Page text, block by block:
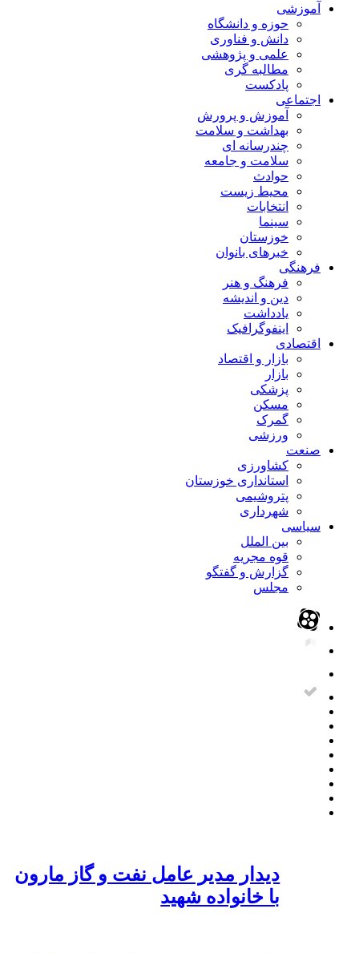
آموزشی
حوزه و دانشگاه
دانش و فناوری
علمی و پژوهشی
مطالبه گری
پادکست
اجتماعی
آموزش و پرورش
بهداشت و سلامت
چندرسانه ای
سلامت و جامعه
حوادث
محیط زیست
انتخابات
سینما
خوزستان
خبرهای بانوان
فرهنگی
فرهنگ و هنر
دین و اندیشه
یادداشت
اینفوگرافیک
اقتصادی
بازار و اقتصاد
بازار
پزشکی
مسکن
گمرک
ورزشی
صنعت
کشاورزی
استانداری خوزستان
پتروشیمی
شهرداری
سیاسی
بین الملل
قوه مجریه
گزارش و گفتگو
مجلس
دیدار مدیر عامل نفت و گاز مارون
با خانواده شهید